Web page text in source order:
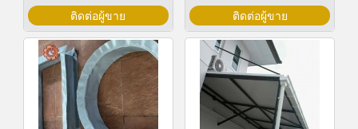
ติดต่อผู้ขาย ติดต่อผู้ขาย